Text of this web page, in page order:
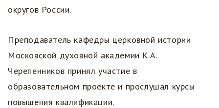
округов России.
Преподаватель кафедры церковной истории
Московской духовной академии К.А.
Черепенников принял участие в
образовательном проекте и прослушал курсы
повышения квалификации.